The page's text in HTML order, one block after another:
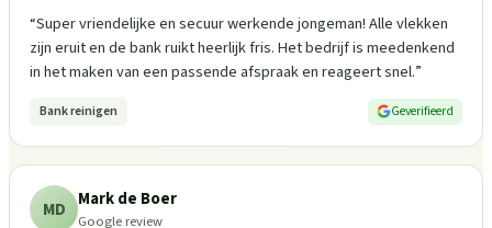
“Super vriendelijke en secuur werkende jongeman! Alle vlekken
zijn eruit en de bank ruikt heerlijk fris. Het bedrijf is meedenkend
in het maken van een passende afspraak en reageert snel.”
Bank reinigen Geverifieerd
MD Mark de Boer
Google review